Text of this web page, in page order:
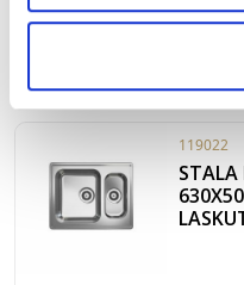
minimileveys M45.
putkiston
119022